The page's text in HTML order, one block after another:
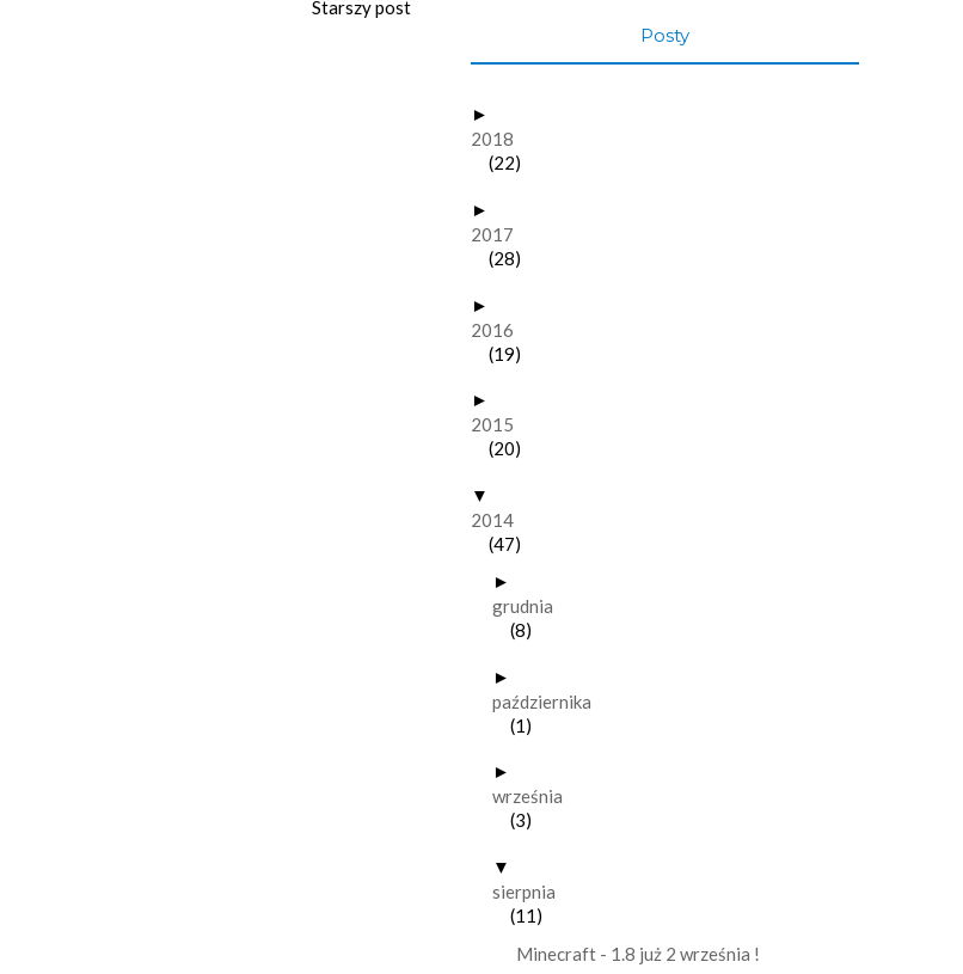
Starszy post
Posty
►
2018
(22)
►
2017
(28)
►
2016
(19)
►
2015
(20)
▼
2014
(47)
►
grudnia
(8)
►
października
(1)
►
września
(3)
▼
sierpnia
(11)
Minecraft - 1.8 już 2 września !